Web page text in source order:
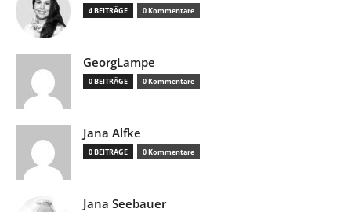
4 BEITRÄGE 0 Kommentare
GeorgLampe
0 BEITRÄGE 0 Kommentare
Jana Alfke
0 BEITRÄGE 0 Kommentare
Jana Seebauer